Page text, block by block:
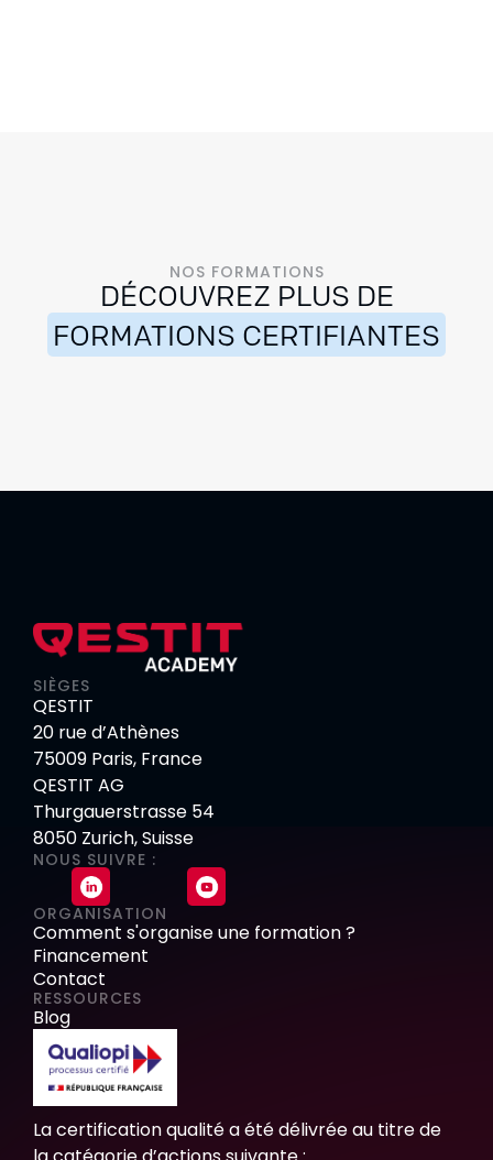
NOS FORMATIONS
DÉCOUVREZ PLUS DE
FORMATIONS CERTIFIANTES
SIÈGES
QESTIT
20 rue d’Athènes
75009 Paris, France
QESTIT AG
Thurgauerstrasse 54
8050 Zurich, Suisse
NOUS SUIVRE :
ORGANISATION
Comment s'organise une formation ?
Financement
Contact
RESSOURCES
Blog
La certification qualité a été délivrée au titre de